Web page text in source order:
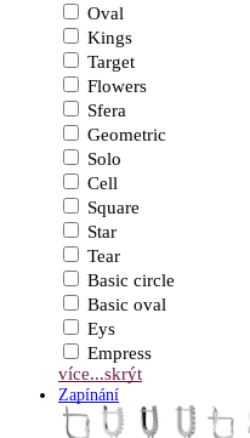
Oval
Kings
Target
Flowers
Sfera
Geometric
Solo
Cell
Square
Star
Tear
Basic circle
Basic oval
Eys
Empress
více...skrýt
Zapínání